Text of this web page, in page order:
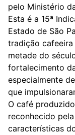
pelo Ministério
Esta é a 15ª
Estado de São
tradição
metade do
fortalecimento
especialmente
que
O café
reconhecido
características